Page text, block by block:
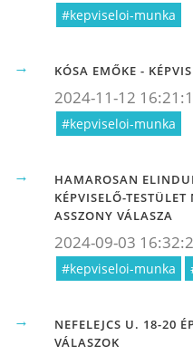
#kepviseloi-munka
KÓSA EMŐKE -
#kepviseloi-munka
2024-11-12
HAMAROSAN
KÉPVISELŐ-
ASSZONY VÁLASZA
#kepviseloi-munka
2024-09-03
NEFELEJCS U. 18-20
VÁLASZOK